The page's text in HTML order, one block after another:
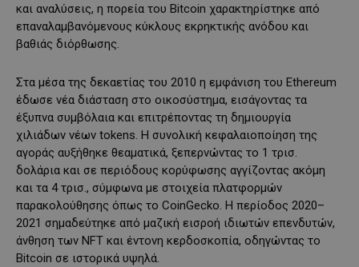
και αναλύσεις, η πορεία του Bitcoin χαρακτηρίστηκε από
επαναλαμβανόμενους κύκλους εκρηκτικής ανόδου και
βαθιάς διόρθωσης.
Στα μέσα της δεκαετίας του 2010 η εμφάνιση του Ethereum
έδωσε νέα διάσταση στο οικοσύστημα, εισάγοντας τα
έξυπνα συμβόλαια και επιτρέποντας τη δημιουργία
χιλιάδων νέων tokens. Η συνολική κεφαλαιοποίηση της
αγοράς αυξήθηκε θεαματικά, ξεπερνώντας το 1 τρισ.
δολάρια και σε περιόδους κορύφωσης αγγίζοντας ακόμη
και τα 4 τρισ., σύμφωνα με στοιχεία πλατφορμών
παρακολούθησης όπως το CoinGecko. Η περίοδος 2020–
2021 σημαδεύτηκε από μαζική εισροή ιδιωτών επενδυτών,
άνθηση των NFT και έντονη κερδοσκοπία, οδηγώντας το
Bitcoin σε ιστορικά υψηλά.